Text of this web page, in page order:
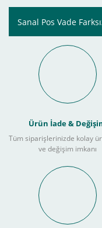
Sanal Pos Vade
Ürün İade &
Tüm siparişlerinizde kolay
ve değişim imkanı